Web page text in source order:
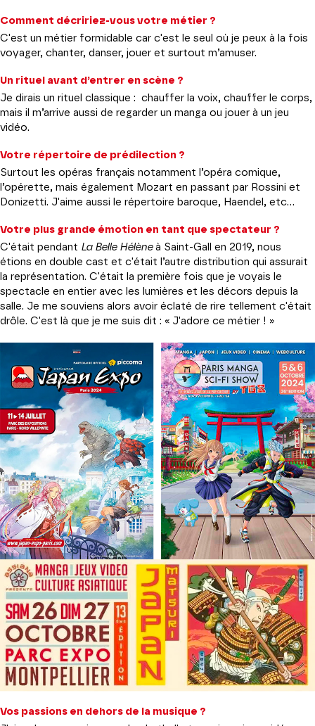
Comment décririez-vous votre métier ?
C'est un métier formidable car c'est le seul où je peux à la fois
voyager, chanter, danser, jouer et surtout m’amuser.
Un rituel avant d’entrer en scène ?
Je dirais un rituel classique : chauffer la voix, chauffer le corps,
mais il m’arrive aussi de regarder un manga ou jouer à un jeu
vidéo.
Votre répertoire de prédilection ?
Surtout les opéras français notamment l’opéra comique,
l’opérette, mais également Mozart en passant par Rossini et
Donizetti. J'aime aussi le répertoire baroque, Haendel, etc...
Votre plus grande émotion en tant que spectateur ?
C'était pendant La Belle Hélèneà Saint-Gall en 2019, nous
étions en double cast et c'était l’autre distribution qui assurait
la représentation. C'était la première fois que je voyais le
spectacle en entier avec les lumières et les décors depuis la
salle. Je me souviens alors avoir éclaté de rire tellement c'était
drôle. C'est là que je me suis dit : « J'adore ce métier ! »
Vos passions en dehors de la musique ?